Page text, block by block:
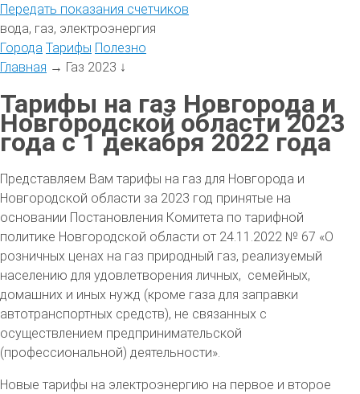
Передать показания счетчиков
вода, газ, электроэнергия
Города Тарифы Полезно
Главная → Газ 2023 ↓
Тарифы на газ Новгорода и
Новгородской области 2023
года с 1 декабря 2022 года
Представляем Вам тарифы на газ для Новгорода и
Новгородской области за 2023 год принятые на
основании Постановления Комитета по тарифной
политике Новгородской области от 24.11.2022 № 67 «О
розничных ценах на газ природный газ, реализуемый
населению для удовлетворения личных, семейных,
домашних и иных нужд (кроме газа для заправки
автотранспортных средств), не связанных с
осуществлением предпринимательской
(профессиональной) деятельности».
Новые тарифы на электроэнергию на первое и второе